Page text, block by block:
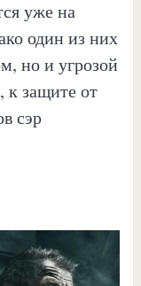
уже на
один из них
но и угрозой
к защите от
сэр